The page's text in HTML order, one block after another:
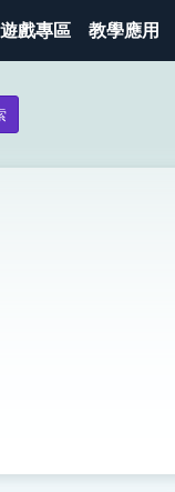
遊戲專區 教學應用